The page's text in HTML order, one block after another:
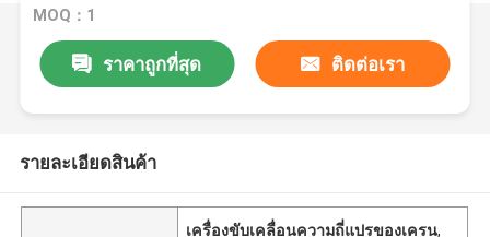
MOQ：1
ราคาถูกที่สุด ติดต่อเรา
รายละเอียดสินค้า
เครื่องขับเคลื่อนความถี่แปรของเครน,